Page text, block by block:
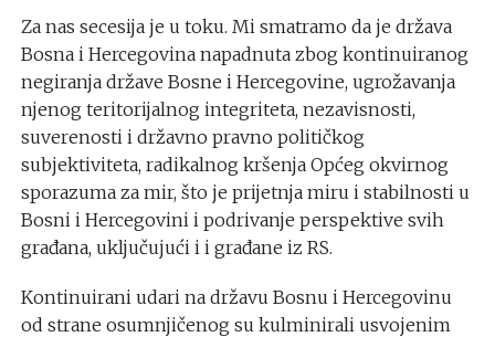
Za nas secesija je u toku. Mi smatramo da je država
Bosna i Hercegovina napadnuta zbog kontinuiranog
negiranja države Bosne i Hercegovine, ugrožavanja
njenog teritorijalnog integriteta, nezavisnosti,
suverenosti i državno pravno političkog
subjektiviteta, radikalnog kršenja Općeg okvirnog
sporazuma za mir, što je prijetnja miru i stabilnosti u
Bosni i Hercegovini i podrivanje perspektive svih
građana, uključujući i i građane iz RS.
Kontinuirani udari na državu Bosnu i Hercegovinu
od strane osumnjičenog su kulminirali usvojenim